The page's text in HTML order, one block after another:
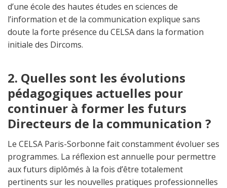
d’une école des hautes études en sciences de
l’information et de la communication explique sans
doute la forte présence du CELSA dans la formation
initiale des Dircoms.
2. Quelles sont les évolutions
pédagogiques actuelles pour
continuer à former les futurs
Directeurs de la communication ?
Le CELSA Paris-Sorbonne fait constamment évoluer ses
programmes. La réflexion est annuelle pour permettre
aux futurs diplômés à la fois d’être totalement
pertinents sur les nouvelles pratiques professionnelles